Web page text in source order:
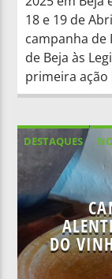
18 e 19 de
campanha de
de Beja às
primeira ação
DESTAQUES
NOTÍCIAS
DO